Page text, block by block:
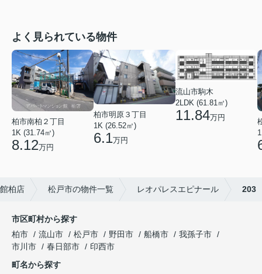
よく見られている物件
柏市南柏２丁目
1K (31.74㎡)
8.12万円
柏市明原３丁目
1K (26.52㎡)
6.1万円
流山市駒木
2LDK (61.81㎡)
11.84万円
柏店 松戸市の物件一覧 レオパレスエピナール 203
市区町村から探す
柏市
流山市 松戸市 野田市 船橋市
我孫子市
市川市
春日部市
印西市
町名から探す